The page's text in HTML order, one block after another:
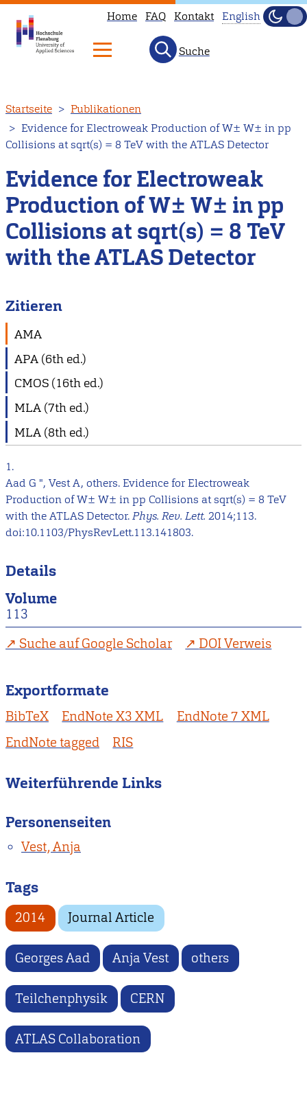
zum
Inhalt
Home FAQ Kontakt
available
in
English.
Head
to
our
main
English
Hell
Suche
Startseite
Publikationen
Evidence for Electroweak Production of W± W± in pp
Collisions at sqrt(s) = 8 TeV with the ATLAS Detector
Evidence for Electroweak
Production of W± W± in pp
Collisions at sqrt(s) = 8 TeV
with the ATLAS Detector
Zitieren
AMA
APA (6th ed.)
CMOS (16th ed.)
MLA (7th ed.)
MLA (8th ed.)
1.
Aad G ", Vest A, others. Evidence for Electroweak
Production of W± W± in pp Collisions at sqrt(s) = 8 TeV
with the ATLAS Detector.Phys. Rev. Lett. 2014;113.
doi:10.1103/PhysRevLett.113.141803.
Details
Volume
113
Suche auf Google Scholar
DOI Verweis
Exportformate
BibTeX EndNote X3 XML
EndNote 7 XML
EndNote tagged
RIS
Weiterführende Links
Personenseiten
Vest, Anja
Tags
2014 Journal Article
Georges Aad Anja Vest others
Teilchenphysik CERN
ATLAS Collaboration